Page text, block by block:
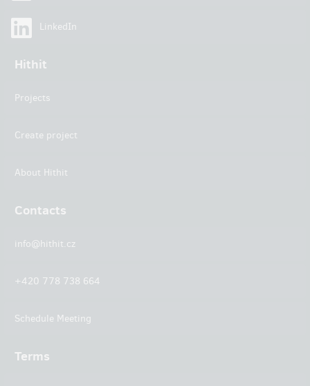
LinkedIn
Hithit
Projects
Create project
About Hithit
Contacts
info@hithit.cz
+420 778 738 664
Schedule Meeting
Terms